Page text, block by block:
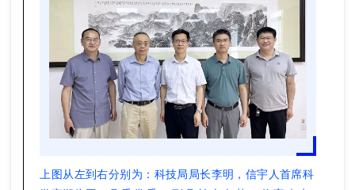
上图从左到右分别为：科技局局长李明， 信宇人首席科